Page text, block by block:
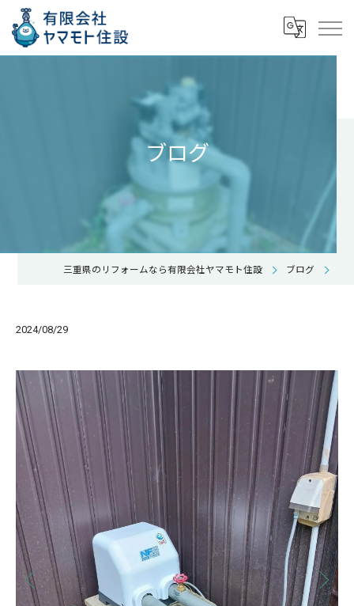
ブログ
三重県のリフォームなら有限会社ヤマモト住設 ブログ
2024/08/29